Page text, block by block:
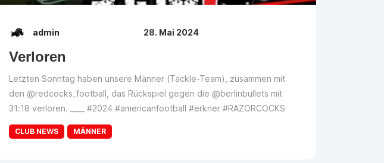
admin 28. Mai 2024
Verloren
Letzten Sonntag haben unsere Männer (Tackle-Team), zusammen mit
den @redcocks_football, das Rückspiel gegen die @berlinbullets mit
31:18 verloren. ____ #2024 #americanfootball #erkner #RAZORCOCKS
CLUB NEWS MÄNNER